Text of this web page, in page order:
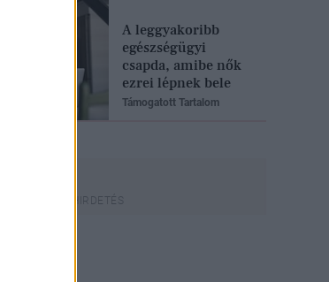
A leggyakoribb
egészségügyi
csapda, amibe nők
ezrei lépnek bele
Támogatott Tartalom